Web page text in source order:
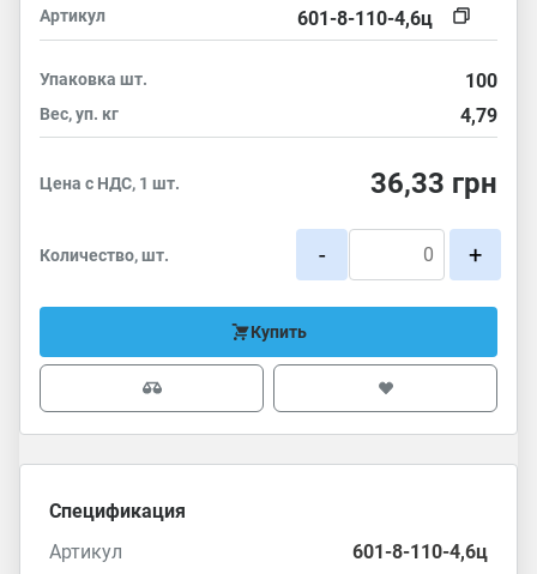
Артикул 601-8-110-4,6ц
Упаковка шт. 100
Вес, уп. кг 4,79
Цена с НДС, 1 шт. 36,33 грн
Количество, шт. - +
Купить
Спецификация
Артикул
601-8-110-4,6ц